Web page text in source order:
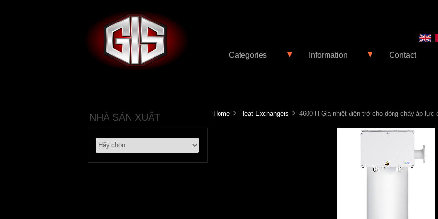
Categories ▼ Information ▼ Contact
NHÀ SẢN XUẤT Home Heat Exchangers 4600 H Gia nhiệt điện trở cho dòng chảy áp lực